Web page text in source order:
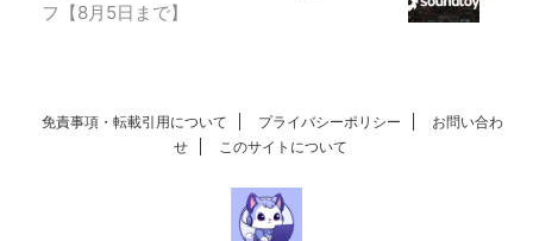
フ【8月5日まで】
免責事項・転載引用について プライバシーポリシー
お問い合わ
せ
このサイトについて